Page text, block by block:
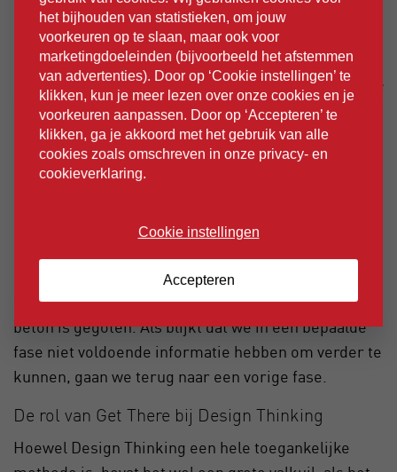
Het is belangrijk je daarbij te beseffen dat niets in
beton is gegoten. Als blijkt dat we in een bepaalde
fase niet voldoende informatie hebben om verder te
kunnen, gaan we terug naar een vorige fase.
De rol van Get There bij Design Thinking
Hoewel Design Thinking een hele toegankelijke
het bijhouden van statistieken, om jouw
voorkeuren op te slaan, maar ook voor
marketingdoeleinden (bijvoorbeeld het afstemmen
van advertenties). Door op ‘Cookie instellingen’ te
klikken, kun je meer lezen over onze cookies en je
voorkeuren aanpassen. Door op ‘Accepteren’ te
klikken, ga je akkoord met het gebruik van alle
cookies zoals omschreven in onze privacy- en
cookieverklaring.
Cookie instellingen
Accepteren